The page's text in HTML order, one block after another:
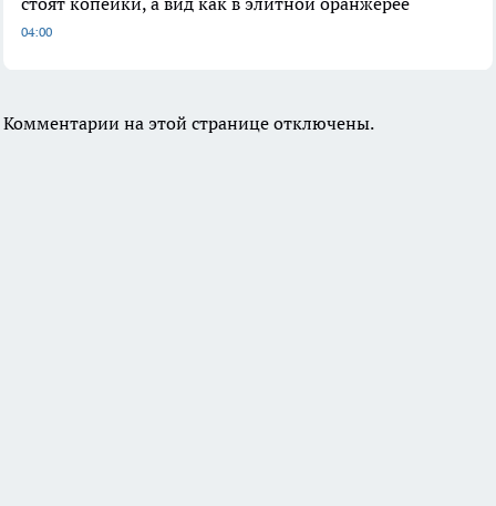
04:00
Комментарии на этой странице отключены.